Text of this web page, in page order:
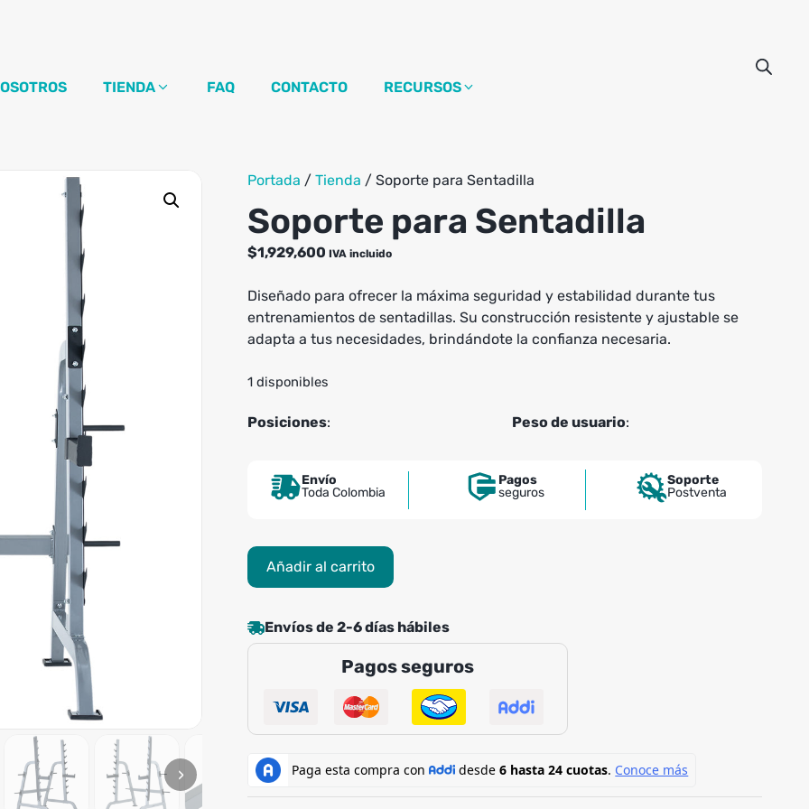
TIENDA FAQ CONTACTO RECURSOS
›
Portada / Tienda / Soporte para Sentadilla
Soporte para Sentadilla
$1,929,600 IVA incluido
Diseñado para ofrecer la máxima seguridad y estabilidad durante tus
entrenamientos de sentadillas. Su construcción resistente y ajustable se
adapta a tus necesidades, brindándote la confianza necesaria.
1 disponibles
Posiciones: Peso de usuario:
Envío
Toda Colombia
Pagos
seguros
Soporte
Postventa
Soporte
para
cantidad
Añadir al carrito
Envíos de 2-6 días hábiles
Pagos seguros